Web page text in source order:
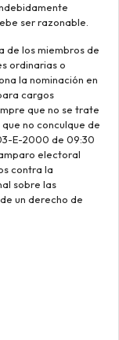
ser razonable.
de los miembros de
ordinarias o
la nominación en
cargos
que no se trate
no conculque de
E-2000 de 09:30
electoral
contra la
sobre las
un derecho de